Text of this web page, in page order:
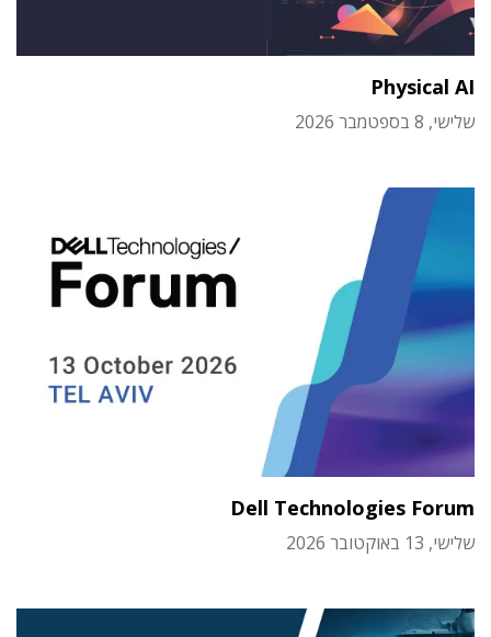
Physical AI
שלישי, 8 בספטמבר 2026
Dell Technologies Forum
שלישי, 13 באוקטובר 2026